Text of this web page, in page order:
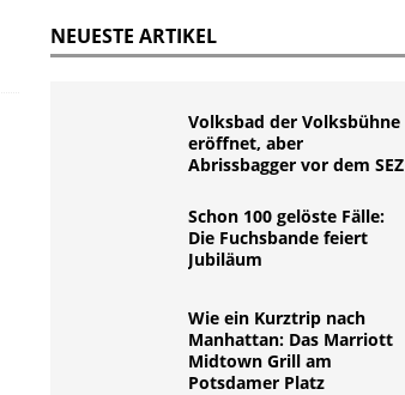
NEUESTE ARTIKEL
Volksbad der Volksbühne
eröffnet, aber
Abrissbagger vor dem SEZ
Schon 100 gelöste Fälle:
Die Fuchsbande feiert
Jubiläum
Wie ein Kurztrip nach
Manhattan: Das Marriott
Midtown Grill am
Potsdamer Platz